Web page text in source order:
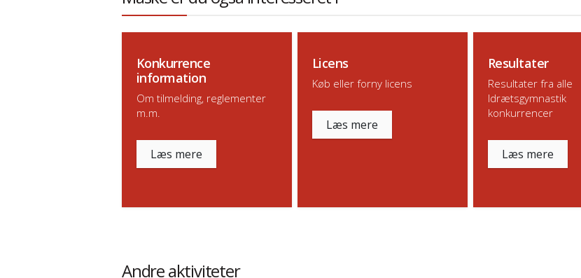
Konkurrence
information
Om tilmelding, reglementer
m.m.
Læs mere
Licens
Køb eller forny licens
Læs mere
Resultater
Resultater fra alle
Idrætsgymnastik
konkurrencer
Læs mere
Andre aktiviteter